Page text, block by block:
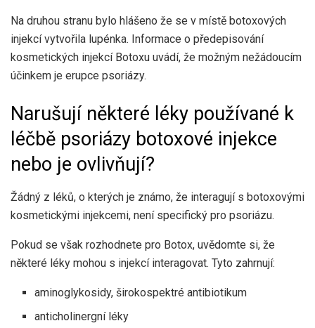
Na druhou stranu bylo hlášeno že se v místě botoxových
injekcí vytvořila lupénka. Informace o předepisování
kosmetických injekcí Botoxu uvádí, že možným nežádoucím
účinkem je erupce psoriázy.
Narušují některé léky používané k
léčbě psoriázy botoxové injekce
nebo je ovlivňují?
Žádný z léků, o kterých je známo, že interagují s botoxovými
kosmetickými injekcemi, není specifický pro psoriázu.
Pokud se však rozhodnete pro Botox, uvědomte si, že
některé léky mohou s injekcí interagovat. Tyto zahrnují:
aminoglykosidy, širokospektré antibiotikum
anticholinergní léky